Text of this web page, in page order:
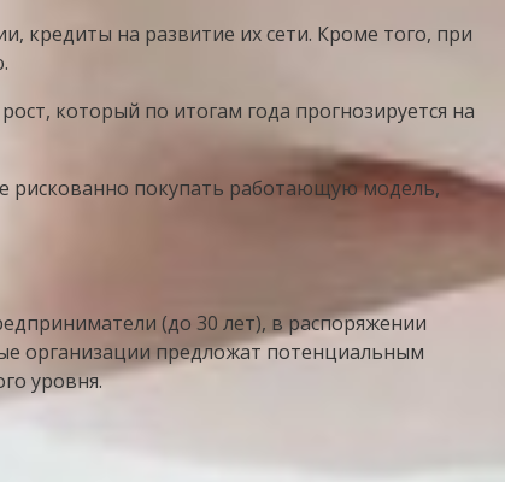
кредиты на развитие их сети. Кроме того, при
который по итогам года прогнозируется на
рискованно покупать работающую модель,
(до 30 лет), в распоряжении
организации предложат потенциальным
уровня.